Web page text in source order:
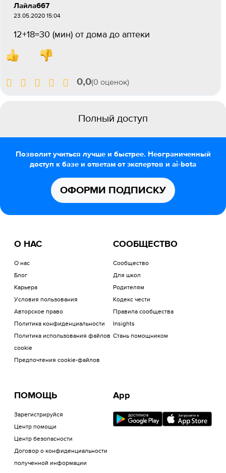
Лайла667
23.05.2020 15:04
12+18=30 (мин) от дома до аптеки
0,0(0 оценок)
Полный доступ
Позволит учиться лучше и быстрее. Неограниченный
доступ к базе и ответам от экспертов и ai-bota
ОФОРМИ ПОДПИСКУ
О НАС
О нас
Блог
Карьера
Условия пользования
Авторское право
Политика конфиденциальности
Политика использования файлов
cookie
Предпочтения cookie-файлов
СООБЩЕСТВО
Сообщество
Для школ
Родителям
Кодекс чести
Правила сообщества
Insights
Стань помощником
ПОМОЩЬ
Зарегистрируйся
Центр помощи
Центр безопасности
Договор о конфиденциальности
полученной информации
App